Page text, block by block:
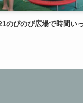
のびのび広場で時間い